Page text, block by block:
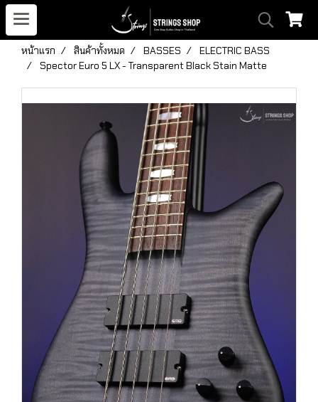
หน้าแรก สินค้าทั้งหมด BASSES
ELECTRIC BASS
Spector Euro 5 LX - Transparent Black Stain Matte